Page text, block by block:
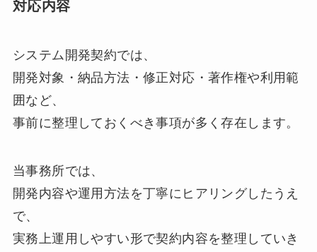
対応内容
システム開発契約では、
開発対象・納品方法・修正対応・著作権や利用範
囲など、
事前に整理しておくべき事項が多く存在します。
当事務所では、
開発内容や運用方法を丁寧にヒアリングしたうえ
で、
実務上運用しやすい形で契約内容を整理していき